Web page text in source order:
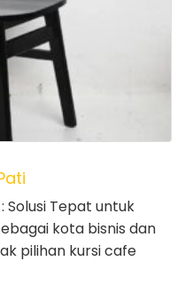
Solusi Tepat untuk
kota bisnis dan
pilihan kursi cafe